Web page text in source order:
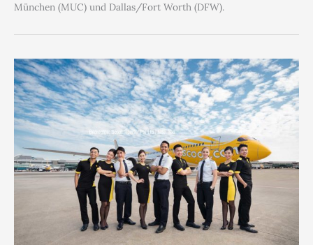
München (MUC) und Dallas/Fort Worth (DFW).